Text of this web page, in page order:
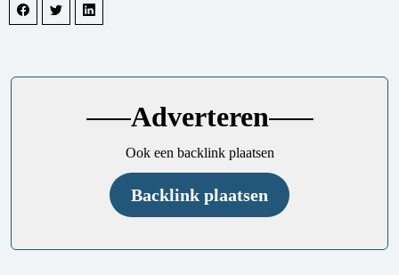
Adverteren
Ook een backlink plaatsen
Backlink plaatsen